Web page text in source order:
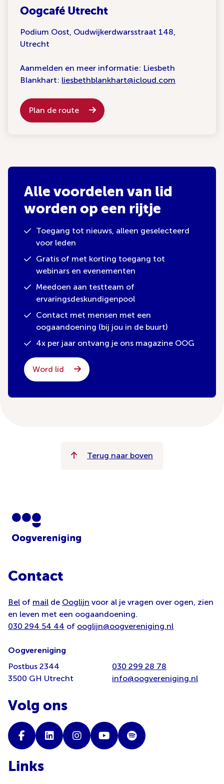
Oogcafé Utrecht
Podium Oost, Oudwijkerdwarsstraat 148,
Utrecht
Aanmelden en meer informatie: Liesbeth
Blankhart: liesbethblankhart@icloud.com
Plan de route
Alle voordelen van lid
worden op een rijtje
Toegang tot nieuws, alleen geselecteerd
voor leden
Gratis of met korting toegang tot
webinars en evenementen
Meedoen aan testteam of
ervaringsdeskundigenpool
Contact met mensen met een
oogaandoening (bij jou in de buurt)
4x per jaar ontvang je ons magazine OOG
Word lid
Terug naar boven
Contact
Bel of mail de Ooglijn voor al je vragen over ogen, zien
en leven met een oogaandoening.
030 294 54 44 of ooglijn@oogvereniging.nl
Oogvereniging
Postbus 2344
3500 GH Utrecht
030 299 28 78
info@oogvereniging.nl
Volg ons
Links